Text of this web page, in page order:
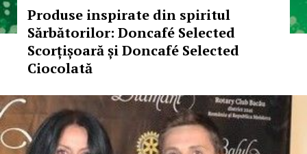
Produse inspirate din spiritul
Sărbătorilor: Doncafé Selected
Scorțișoară și Doncafé Selected
Ciocolată